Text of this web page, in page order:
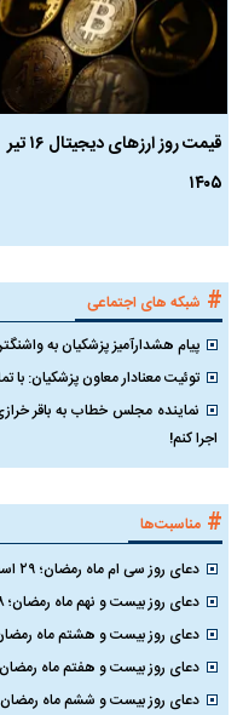
قیمت روز ارز‌های دیجیتال ۱۶ تیر
۱۴۰۵
# شبکه های اجتماعی
پیام هشدارآمیز پزشکیان به
توئیت معنادار معاون پزشکیان: با
نماینده مجلس خطاب به باقر
اجرا کنم!
# مناسبت‌ها
دعای روز سی ام ماه رمضان؛ ۲۹ اسفند ۱۴۰۴
دعای روز بیست و نهم ماه رمضان؛ ۲۸ اسفند ۱۴۰۴
دعای روز بیست و هشتم ماه رمضان؛ ۲۷ اسفند
دعای روز بیست و هفتم ماه رمضان؛ ۲۶ اسفند
دعای روز بیست و ششم ماه رمضان؛ ۲۵ اسفند